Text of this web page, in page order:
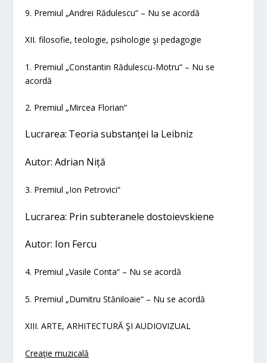
9. Premiul „Andrei Rădulescu“ – Nu se acordă
XII. filosofie, teologie, psihologie şi pedagogie
1. Premiul „Constantin Rădulescu-Motru“ – Nu se
acordă
2. Premiul „Mircea Florian“
Lucrarea: Teoria substanţei la Leibniz
Autor: Adrian Niţă
3. Premiul „Ion Petrovici“
Lucrarea: Prin subteranele dostoievskiene
Autor: Ion Fercu
4. Premiul „Vasile Conta“ – Nu se acordă
5. Premiul „Dumitru Stăniloaie“ – Nu se acordă
XIII. ARTE, ARHITECTURĂ ŞI AUDIOVIZUAL
Creaţie muzicală